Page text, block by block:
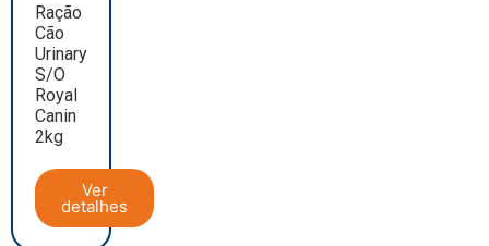
Ração
Cão
Urinary
S/O
Royal
Canin
2kg
Ver
detalhes